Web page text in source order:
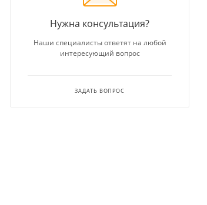
Нужна консультация?
Наши специалисты ответят на любой
интересующий вопрос
ЗАДАТЬ ВОПРОС